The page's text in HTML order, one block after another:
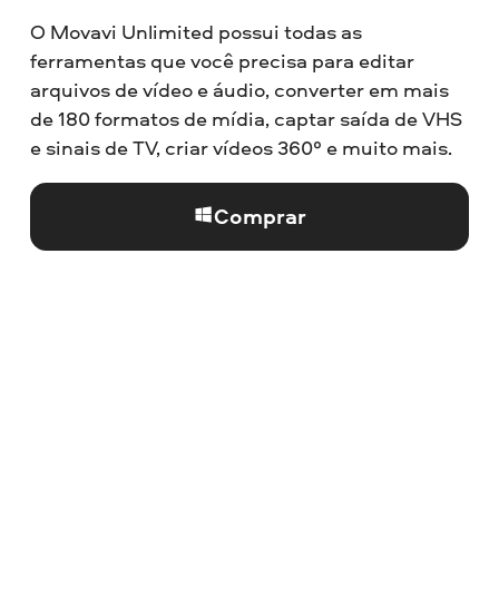
O Movavi Unlimited possui todas as
ferramentas que você precisa para editar
arquivos de vídeo e áudio, converter em mais
de 180 formatos de mídia, captar saída de VHS
e sinais de TV, criar vídeos 360° e muito mais.
Comprar